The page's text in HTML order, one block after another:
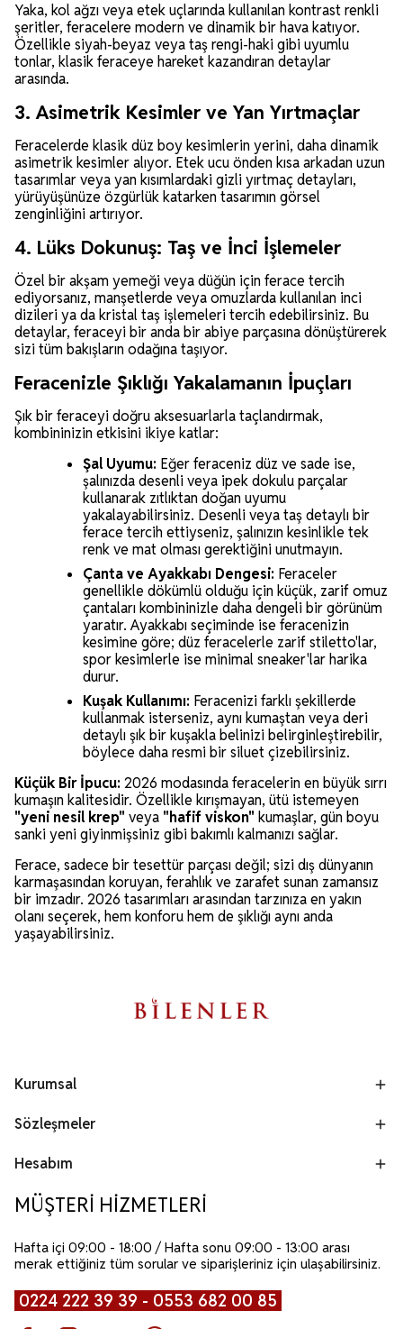
Yaka, kol ağzı veya etek uçlarında kullanılan kontrast renkli
şeritler, feracelere modern ve dinamik bir hava katıyor.
Özellikle siyah-beyaz veya taş rengi-haki gibi uyumlu
tonlar, klasik feraceye hareket kazandıran detaylar
arasında.
3. Asimetrik Kesimler ve Yan Yırtmaçlar
Feracelerde klasik düz boy kesimlerin yerini, daha dinamik
asimetrik kesimler alıyor. Etek ucu önden kısa arkadan uzun
tasarımlar veya yan kısımlardaki gizli yırtmaç detayları,
yürüyüşünüze özgürlük katarken tasarımın görsel
zenginliğini artırıyor.
4. Lüks Dokunuş: Taş ve İnci İşlemeler
Özel bir akşam yemeği veya düğün için ferace tercih
ediyorsanız, manşetlerde veya omuzlarda kullanılan inci
dizileri ya da kristal taş işlemeleri tercih edebilirsiniz. Bu
detaylar, feraceyi bir anda bir abiye parçasına dönüştürerek
sizi tüm bakışların odağına taşıyor.
Feracenizle Şıklığı Yakalamanın İpuçları
Şık bir feraceyi doğru aksesuarlarla taçlandırmak,
kombininizin etkisini ikiye katlar:
Şal Uyumu: Eğer feraceniz düz ve sade ise,
şalınızda desenli veya ipek dokulu parçalar
kullanarak zıtlıktan doğan uyumu
yakalayabilirsiniz. Desenli veya taş detaylı bir
ferace tercih ettiyseniz, şalınızın kesinlikle tek
renk ve mat olması gerektiğini unutmayın.
Çanta ve Ayakkabı Dengesi: Feraceler
genellikle dökümlü olduğu için küçük, zarif omuz
çantaları kombininizle daha dengeli bir görünüm
yaratır. Ayakkabı seçiminde ise feracenizin
kesimine göre; düz feracelerle zarif stiletto'lar,
spor kesimlerle ise minimal sneaker'lar harika
durur.
Kuşak Kullanımı: Feracenizi farklı şekillerde
kullanmak isterseniz, aynı kumaştan veya deri
detaylı şık bir kuşakla belinizi belirginleştirebilir,
böylece daha resmi bir siluet çizebilirsiniz.
Küçük Bir İpucu: 2026 modasında feracelerin en büyük sırrı
kumaşın kalitesidir. Özellikle kırışmayan, ütü istemeyen
"yeni nesil krep" veya "hafif viskon" kumaşlar, gün boyu
sanki yeni giyinmişsiniz gibi bakımlı kalmanızı sağlar.
Ferace, sadece bir tesettür parçası değil; sizi dış dünyanın
karmaşasından koruyan, ferahlık ve zarafet sunan zamansız
bir imzadır. 2026 tasarımları arasından tarzınıza en yakın
olanı seçerek, hem konforu hem de şıklığı aynı anda
yaşayabilirsiniz.
Kurumsal
Sözleşmeler
Hesabım
MÜŞTERİ HİZMETLERİ
Hafta içi 09:00 - 18:00 / Hafta sonu 09:00 - 13:00 arası
merak ettiğiniz tüm sorular ve siparişleriniz için ulaşabilirsiniz.
0224 222 39 39 - 0553 682 00 85